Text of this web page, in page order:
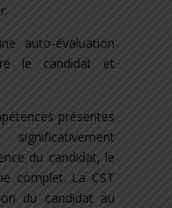
auto-évaluation
le candidat et
présentes
du candidat, le
complet. La CST
du candidat au